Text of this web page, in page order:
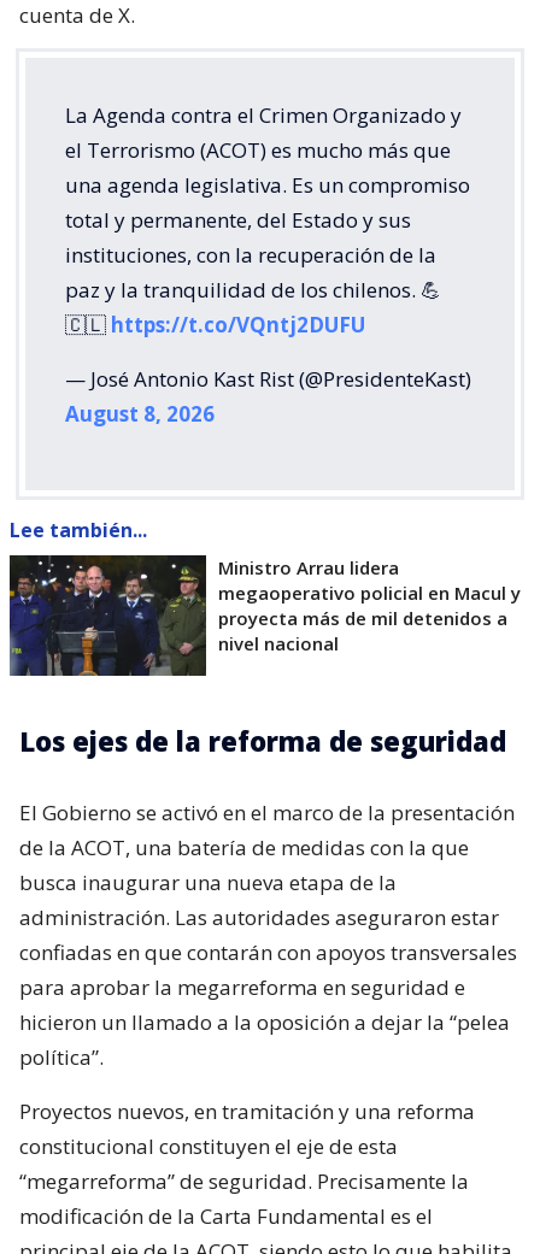
cuenta de X.
La Agenda contra el Crimen Organizado y
el Terrorismo (ACOT) es mucho más que
una agenda legislativa. Es un compromiso
total y permanente, del Estado y sus
instituciones, con la recuperación de la
paz y la tranquilidad de los chilenos. 💪
🇨🇱 https://t.co/VQntj2DUFU
— José Antonio Kast Rist (@PresidenteKast)
August 8, 2026
Lee también...
Ministro Arrau lidera
megaoperativo policial en Macul y
proyecta más de mil detenidos a
nivel nacional
Los ejes de la reforma de seguridad
El Gobierno se activó en el marco de la presentación
de la ACOT, una batería de medidas con la que
busca inaugurar una nueva etapa de la
administración. Las autoridades aseguraron estar
confiadas en que contarán con apoyos transversales
para aprobar la megarreforma en seguridad e
hicieron un llamado a la oposición a dejar la “pelea
política”.
Proyectos nuevos, en tramitación y una reforma
constitucional constituyen el eje de esta
“megarreforma” de seguridad. Precisamente la
modificación de la Carta Fundamental es el